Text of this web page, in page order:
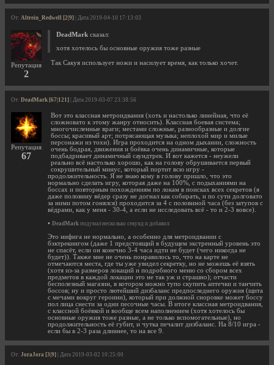
От: Altrein_Redwell [2|9] | Дата 2019-04-10 17:13:03
Репутация
2
DeadMark сказал:
хотя хотелось бы основные оружия тоже разные
Так Сакуя использует ножи и насилует время, как только хочет.
От: DeadMark [67|121] | Дата 2019-03-07 23:38:56
Репутация
67
Вот это классная метроидвания (хоть и настолько линейная, что её
сложновато к этому жанру относить). Классная боевая система;
многочисленные враги; местами сложные, разнообразные и долгие
боссы; красивый арт; потрясающая музыка; неплохой мир и милые
персонажи из тохи). Игра проходится на одном дыхании, сложность
очень бодрая, движения и боёвка очень динамичные, которые
подбадривает динамичный саундтрек. И вот кажется - неужели
реально всё настолько хорошо, как на голову обрушивается первый
сокрушительный минус, который портит всю игру -
продолжительность. Я не знаю кому в голову пришло, что это
нормально сделать игру, которая даже на 100%, с подыханиями на
боссах и повторным похождениям по локам в поисках всех секретов (я
даже половину вёдер сразу не догнал как собирать, и по сути долговато
за ними потом гонялся) проходится за 4 с половиной часа (без затупов с
вёдрами, как у меня - 30-4, а если не исследовать всё - то и 2-3 вовсе).
• DeadMark подумал несколько секунд и добавил:
Это нифига не нормально, а особенно для метроидвании с
бэктрекингом (даже 1 предстоящий в будущем экстренный уровень это
не спасёт, если он конечно 3-4 часа идти не будет (чего никогда не
будет)). Также мне не очень понравилось то, что на карте не
отмечаются места, где ты уже увидел секретку, но не можешь её взять
(хотя из-за размеров локаций и подробного меню со сбором всех
предметов в каждой локации это не так уж и страшно); отчасти
бесполезный магазин, в котором можно тупо скупить аптечки и танчить
боссов; ну и просто лютейший дизбаланс предпоследнего оружия (щита
с мечами вокруг героини), который при должной сноровке может боссу
пол лица снести за одни песочные часы. В итоге классная метроидвания,
с классной боёвкой и вообще всем наполнением (хотя хотелось бы
основные оружия тоже разные, а не только вспомогательные), но
продолжительность её губит, и чутка печалит дизбаланс. На 8/10 игра -
если бы в 2-3 раза длиннее, то на все 9.
От: JoraJora [3|9] | Дата 2019-03-02 10:25:00